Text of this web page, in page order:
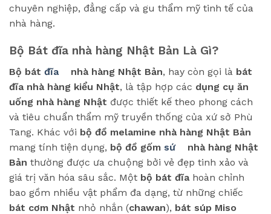
chuyên nghiệp, đẳng cấp và gu thẩm mỹ tinh tế của
nhà hàng.
Bộ Bát đĩa nhà hàng Nhật Bản Là Gì?
Bộ bát đĩa nhà hàng Nhật Bản, hay còn gọi là bát
đĩa nhà hàng kiểu Nhật, là tập hợp các dụng cụ ăn
uống nhà hàng Nhật được thiết kế theo phong cách
và tiêu chuẩn thẩm mỹ truyền thống của xứ sở Phù
Tang. Khác với bộ đồ melamine nhà hàng Nhật Bản
mang tính tiện dụng, bộ đồ gốm sứ
nhà hàng Nhật
Bản thường được ưa chuộng bởi vẻ đẹp tinh xảo và
giá trị văn hóa sâu sắc. Một bộ bát đĩahoàn chỉnh
bao gồm nhiều vật phẩm đa dạng, từ những chiếc
bát cơm Nhật nhỏ nhắn (chawan), bát súp Miso